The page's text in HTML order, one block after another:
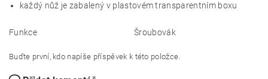
každý nůž je zabalený v plastovém transparentním boxu
Funkce Šroubovák
Buďte první, kdo napíše příspěvek k této položce.